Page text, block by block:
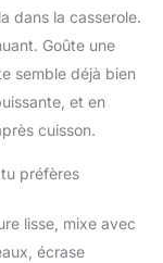
dans la casserole.
Goûte une
semble déjà bien
et en
cuisson.
préfères
lisse, mixe avec
écrase